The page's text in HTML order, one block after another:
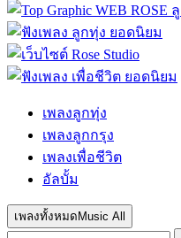
เพลงลูกทุ่ง
เพลงลูกกรุง
เพลงเพื่อชีวิต
อัลบั้ม
เพลงทั้งหมด Music All